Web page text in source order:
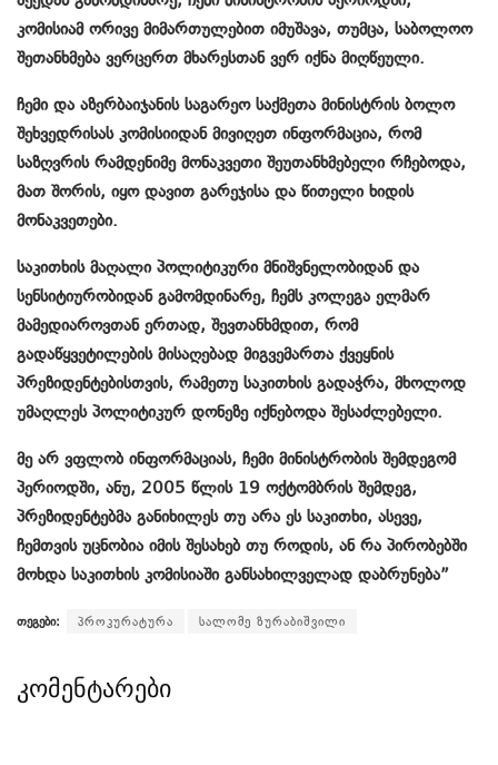
კომისიამ ორივე მიმართულებით იმუშავა, თუმცა, საბოლოო
შეთანხმება ვერცერთ მხარესთან ვერ იქნა მიღწეული.
ჩემი და აზერბაიჯანის საგარეო საქმეთა მინისტრის ბოლო
შეხვედრისას კომისიიდან მივიღეთ ინფორმაცია, რომ
საზღვრის რამდენიმე მონაკვეთი შეუთანხმებელი რჩებოდა,
მათ შორის, იყო დავით გარეჯისა და წითელი ხიდის
მონაკვეთები.
საკითხის მაღალი პოლიტიკური მნიშვნელობიდან და
სენსიტიურობიდან გამომდინარე, ჩემს კოლეგა ელმარ
მამედიაროვთან ერთად, შევთანხმდით, რომ
გადაწყვეტილების მისაღებად მიგვემართა ქვეყნის
პრეზიდენტებისთვის, რამეთუ საკითხის გადაჭრა, მხოლოდ
უმაღლეს პოლიტიკურ დონეზე იქნებოდა შესაძლებელი.
მე არ ვფლობ ინფორმაციას, ჩემი მინისტრობის შემდეგომ
პერიოდში, ანუ, 2005 წლის 19 ოქტომბრის შემდეგ,
პრეზიდენტებმა განიხილეს თუ არა ეს საკითხი, ასევე,
ჩემთვის უცნობია იმის შესახებ თუ როდის, ან რა პირობებში
მოხდა საკითხის კომისიაში განსახილველად დაბრუნება”
თეგები: პროკურატურა სალომე ზურაბიშვილი
კომენტარები